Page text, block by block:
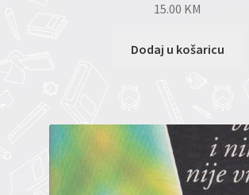
15.00 KM
Dodaj u košaricu